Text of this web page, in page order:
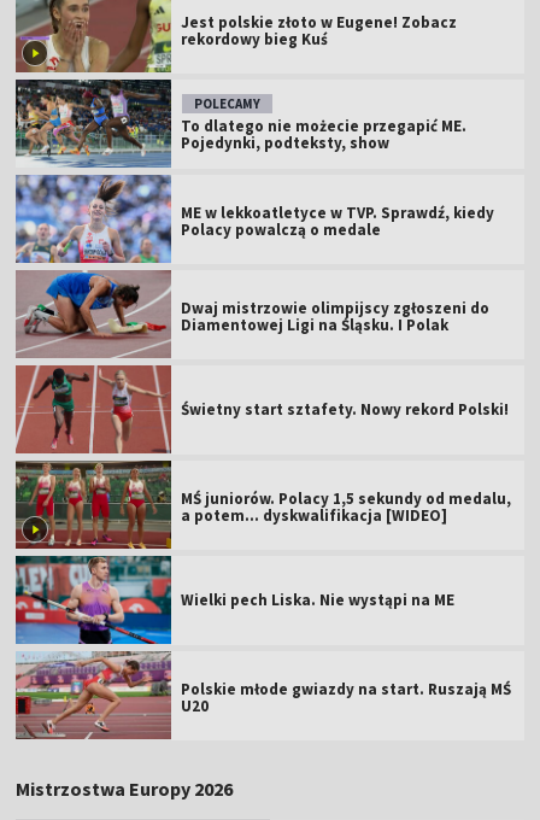
Jest polskie złoto w Eugene! Zobacz
rekordowy bieg Kuś
POLECAMY
To dlatego nie możecie przegapić ME.
Pojedynki, podteksty, show
ME w lekkoatletyce w TVP. Sprawdź, kiedy
Polacy powalczą o medale
Dwaj mistrzowie olimpijscy zgłoszeni do
Diamentowej Ligi na Śląsku. I Polak
Świetny start sztafety. Nowy rekord Polski!
MŚ juniorów. Polacy 1,5 sekundy od medalu,
a potem... dyskwalifikacja [WIDEO]
Wielki pech Liska. Nie wystąpi na ME
Polskie młode gwiazdy na start. Ruszają MŚ
U20
Mistrzostwa Europy 2026